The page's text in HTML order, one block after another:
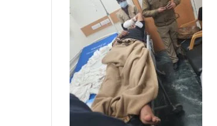
रुद्रप्रयाग
के
होटल
में